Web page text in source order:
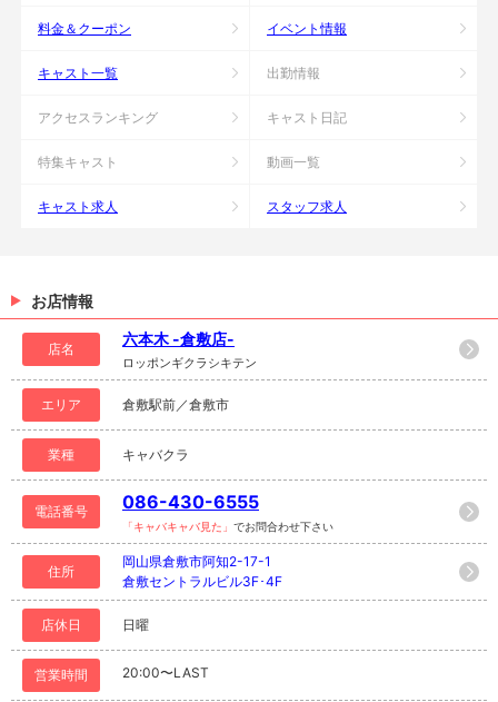
料金＆クーポン イベント情報
キャスト一覧 出勤情報
アクセスランキング キャスト日記
特集キャスト 動画一覧
キャスト求人 スタッフ求人
お店情報
店名
六本木 -倉敷店-
ロッポンギクラシキテン
エリア 倉敷駅前／倉敷市
業種 キャバクラ
電話番号 086-430-6555
「キャバキャバ見た」 でお問合わせ下さい
住所
岡山県倉敷市阿知2-17-1
倉敷セントラルビル3F･4F
店休日 日曜
営業時間 20:00〜LAST